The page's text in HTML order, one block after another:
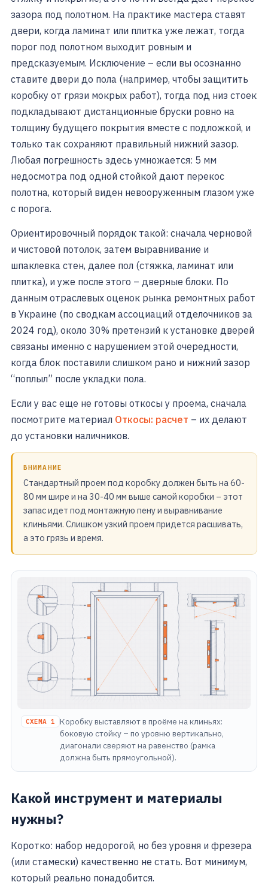
зазора под полотном. На практике мастера ставят
двери, когда ламинат или плитка уже лежат, тогда
порог под полотном выходит ровным и
предсказуемым. Исключение – если вы осознанно
ставите двери до пола (например, чтобы защитить
коробку от грязи мокрых работ), тогда под низ стоек
подкладывают дистанционные бруски ровно на
толщину будущего покрытия вместе с подложкой, и
только так сохраняют правильный нижний зазор.
Любая погрешность здесь умножается: 5 мм
недосмотра под одной стойкой дают перекос
полотна, который виден невооруженным глазом уже
с порога.
Ориентировочный порядок такой: сначала черновой
и чистовой потолок, затем выравнивание и
шпаклевка стен, далее пол (стяжка, ламинат или
плитка), и уже после этого – дверные блоки. По
данным отраслевых оценок рынка ремонтных работ
в Украине (по сводкам ассоциаций отделочников за
2024 год), около 30% претензий к установке дверей
связаны именно с нарушением этой очередности,
когда блок поставили слишком рано и нижний зазор
“поплыл” после укладки пола.
Если у вас еще не готовы откосы у проема, сначала
посмотрите материал Откосы: расчет – их делают
до установки наличников.
ВНИМАНИЕ
Стандартный проем под коробку должен быть на 60-
80 мм шире и на 30-40 мм выше самой коробки – этот
запас идет под монтажную пену и выравнивание
клиньями. Слишком узкий проем придется расшивать,
а это грязь и время.
СХЕМА 1
Коробку выставляют в проёме на клиньях:
боковую стойку – по уровню вертикально,
диагонали сверяют на равенство (рамка
должна быть прямоугольной).
Какой инструмент и материалы
нужны?
Коротко: набор недорогой, но без уровня и фрезера
(или стамески) качественно не стать. Вот минимум,
который реально понадобится.